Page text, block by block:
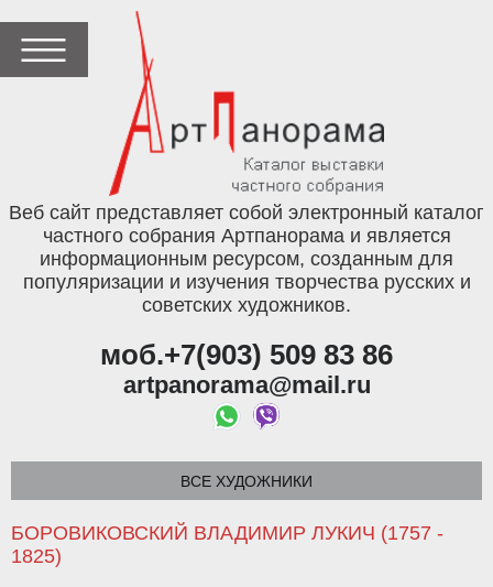
Веб сайт представляет собой электронный каталог
частного собрания Артпанорама и является
информационным ресурсом, созданным для
популяризации и изучения творчества русских и
советских художников.
моб.+7(903) 509 83 86
artpanorama@mail.ru
ВСЕ ХУДОЖНИКИ
БОРОВИКОВСКИЙ ВЛАДИМИР ЛУКИЧ (1757 -
1825)